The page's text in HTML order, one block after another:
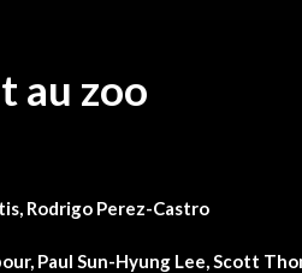
au zoo
Rodrigo Perez-Castro
Paul Sun-Hyung Lee, Scott